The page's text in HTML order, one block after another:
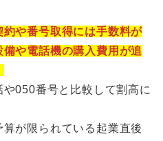
や番号取得には手数料が
や電話機の購入費用が追
050番号と比較して割高に
が限られている起業直後